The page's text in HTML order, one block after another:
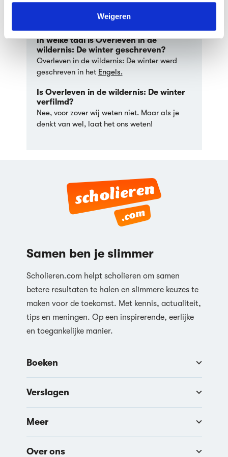
We werken samen met63 derdendie uw gegevens
kunnen ontvangen en verwerken.
Weigeren
gemiddeld lang boek.
In welke taal is Overleven in de
wildernis: De winter geschreven?
Overleven in de wildernis: De winter werd
geschreven in het Engels.
Is Overleven in de wildernis: De winter
verfilmd?
Nee, voor zover wij weten niet. Maar als je
denkt van wel, laat het ons weten!
Samen ben je slimmer
Scholieren.com helpt scholieren om samen
betere resultaten te halen en slimmere keuzes te
maken voor de toekomst. Met kennis, actualiteit,
tips en meningen. Op een inspirerende, eerlijke
en toegankelijke manier.
Boeken
Verslagen
Meer
Over ons